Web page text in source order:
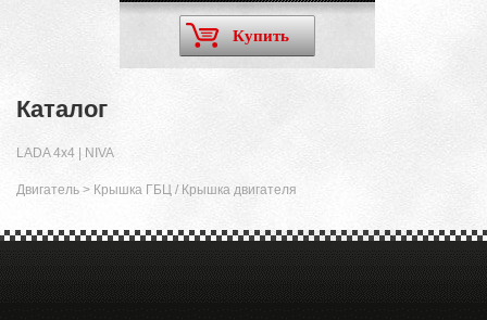
Купить
Каталог
LADA 4x4 | NIVA
Двигатель > Крышка ГБЦ / Крышка двигателя